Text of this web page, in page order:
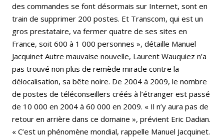
des commandes se font désormais sur Internet, sont en
train de supprimer 200 postes. Et Transcom, qui est un
gros prestataire, va fermer quatre de ses sites en
France, soit 600 à 1 000 personnes », détaille Manuel
Jacquinet Autre mauvaise nouvelle, Laurent Wauquiez n’a
pas trouvé non plus de remède miracle contre la
délocalisation, sa bête noire. De 2004 à 2009, le nombre
de postes de téléconseillers créés à l’étranger est passé
de 10 000 en 2004 à 60 000 en 2009. « Il n’y aura pas de
retour en arrière dans ce domaine », prévient Eric Dadian.
« C’est un phénomène mondial, rappelle Manuel Jacquinet.